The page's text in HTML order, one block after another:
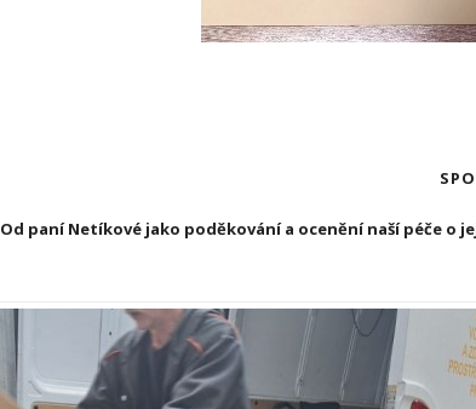
Od paní Netíkové jako poděkování a ocenění naší péče o